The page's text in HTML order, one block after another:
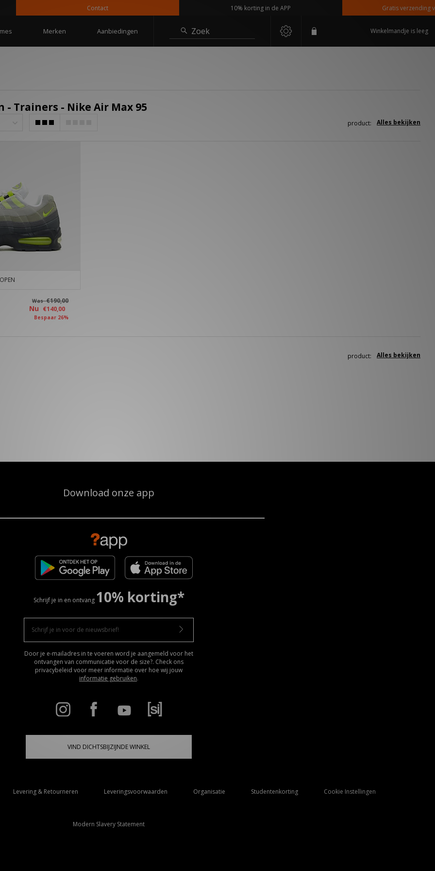
Contact 10% korting in de APP Gratis verzending
Merken Aanbiedingen Zoek Winkelmandje is leeg
- Trainers - Nike Air Max 95
Alles bekijken
product:
Was€190,00
Nu €140,00
Bespaar 26%
Alles bekijken
product:
Download onze app
Schrijf je in en ontvang 10% korting*
Door je e-mailadres in te voeren word je aangemeld voor het
ontvangen van communicatie voor de size?. Check ons
privacybeleid voor meer informatie over hoe wij jouw
informatie gebruiken.
VIND DICHTSBIJZIJNDE WINKEL
Levering & Retourneren Leveringsvoorwaarden Organisatie Studentenkorting Cookie Instellingen
Modern Slavery Statement